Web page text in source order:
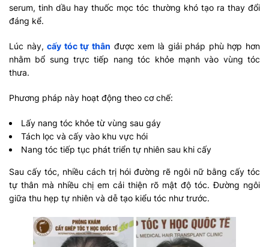
serum, tinh dầu hay thuốc mọc tóc thường khó tạo ra thay đổi
đáng kể.
Lúc này,cấy tóc tự thân được xem là giải pháp phù hợp hơn
nhằm bổ sung trực tiếp nang tóc khỏe mạnh vào vùng tóc
thưa.
Phương pháp này hoạt động theo cơ chế:
Lấy nang tóc khỏe từ vùng sau gáy
Tách lọc và cấy vào khu vực hói
Nang tóc tiếp tục phát triển tự nhiên sau khi cấy
Sau cấy tóc, nhiều cách trị hói đường rẽ ngôi nữ bằng cấy tóc
tự thân mà nhiều chị em cải thiện rõ mật độ tóc. Đường ngôi
giữa thu hẹp tự nhiên và dễ tạo kiểu tóc như trước.